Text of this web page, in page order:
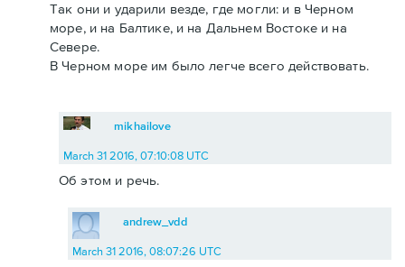
Так они и ударили везде, где могли: и в Черном
море, и на Балтике, и на Дальнем Востоке и на
Севере.
В Черном море им было легче всего действовать.
mikhailove
March 31 2016, 07:10:08 UTC
Об этом и речь.
andrew_vdd
March 31 2016, 08:07:26 UTC